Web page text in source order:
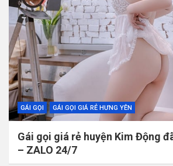
GÁI GỌI GÁI GỌI GIÁ RẺ HƯNG YÊN
Gái gọi giá rẻ huyện Kim Động
– ZALO 24/7